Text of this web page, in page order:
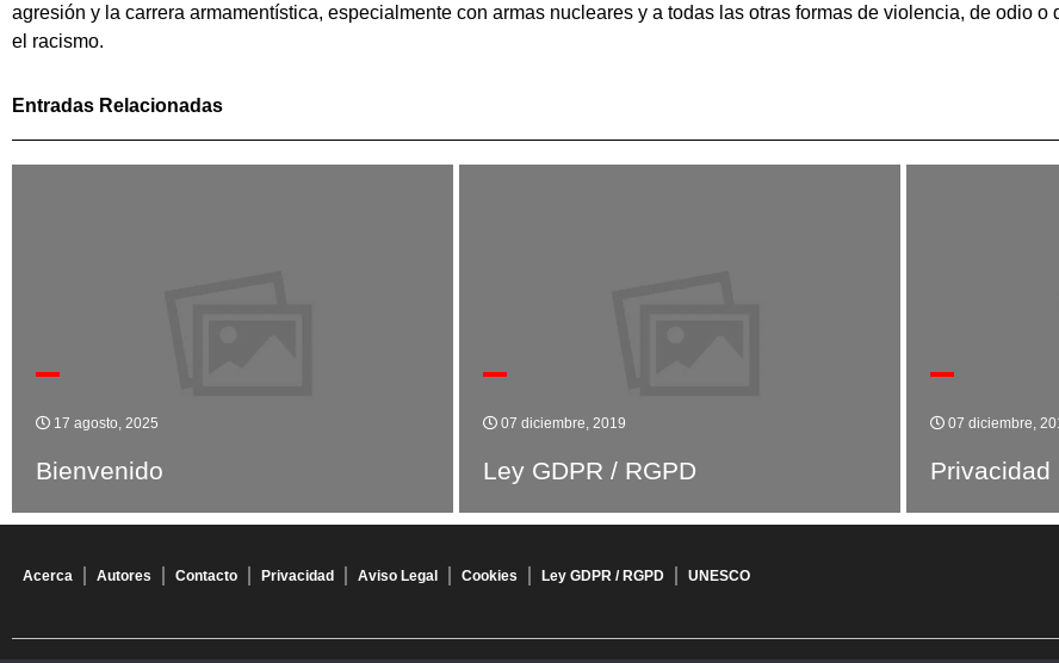
agresión y la carrera armamentística, especialmente con armas nucleares y a todas las otras formas de violencia, de odio
el racismo.
Entradas Relacionadas
17 agosto, 2025
Bienvenido
07 diciembre, 2019
Ley GDPR / RGPD
07 diciembre,
Privacidad
Acerca Autores Contacto Privacidad Aviso Legal Cookies Ley GDPR / RGPD UNESCO